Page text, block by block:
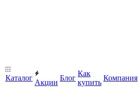
Каталог
Акции
Блог
Как
купить
Компания